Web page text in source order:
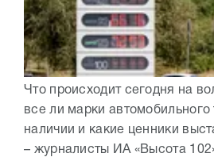
Что происходит сегодня на
все ли марки автомобильного
наличии и какие ценники
– журналисты ИА «Высота